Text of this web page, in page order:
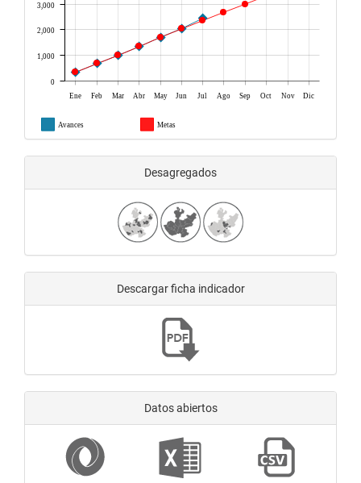
Ene Feb Mar Abr May Jun Jul Ago Sep Oct Nov Dic
0
1,000
2,000
3,000
Avances Metas
Desagregados
Descargar ficha indicador
Datos abiertos